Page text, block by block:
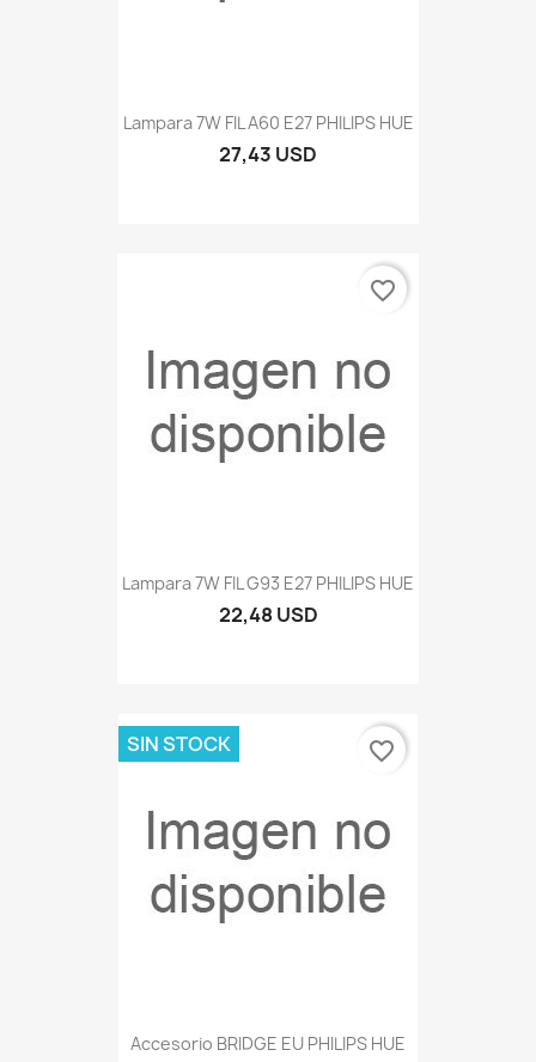
Lampara 7W FIL A60 E27 PHILIPS HUE
27,43 USD
Lampara 7W FIL G93 E27 PHILIPS HUE
22,48 USD
favorite_border
Accesorio BRIDGE EU PHILIPS HUE
SIN STOCK favorite_border